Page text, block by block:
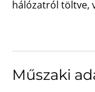
hálózatról töltve,
Műszaki